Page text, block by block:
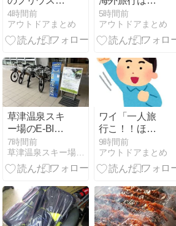
らの乗り換え
先が決まらな
い
4時間前
アウトドアまとめ
たり前という
風潮
wwwwwwwww
5時間前
アウトドアまとめ
草津温泉スキ
ー場のE-BIKE
を是非ご体験
ください
7時間前
草津温泉スキー場スタッフブログ
ワイ「一人旅
行こ！！ほー
んこんな名所
があるん
か…」
9時間前
アウトドアまとめ